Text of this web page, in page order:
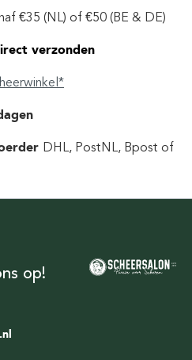
€35 (NL) of €50 (BE & DE)
verzonden
DHL, PostNL, Bpost of
op!